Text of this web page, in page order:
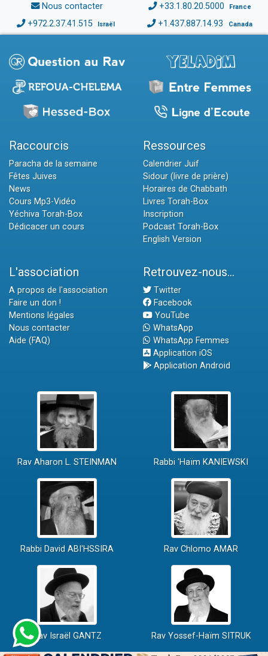
Nous contacter +33.1.80.20.5000 France
+972.2.37.41.515 Israël +1.437.887.14.93 Canada
Raccourcis
Paracha de la semaine
Fêtes Juives
News
Cours Mp3-Vidéo
Yéchiva Torah-Box
Dédicacer un cours
Ressources
Calendrier Juif
Sidour (livre de prière)
Horaires de Chabbath
Livres Torah-Box
Inscription
Podcast Torah-Box
English Version
L'association
A propos de l'association
Faire un don !
Mentions légales
Nous contacter
Aide (FAQ)
Retrouvez-nous...
Twitter
Facebook
YouTube
WhatsApp
WhatsApp Femmes
Application iOS
Application Android
Rav Aharon L. STEINMAN Rabbi 'Haïm KANIEWSKI
Rabbi David ABI'HSSIRA Rav Chlomo AMAR
Rav Israël GANTZ Rav Yossef-Haïm SITRUK